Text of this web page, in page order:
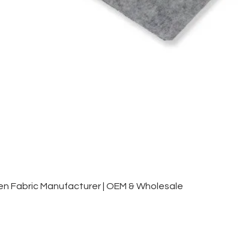
Быстрый просмотр
Fabric Manufacturer | OEM & Wholesale